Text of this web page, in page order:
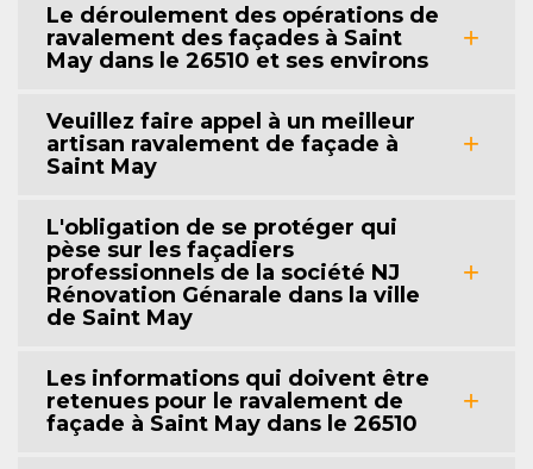
Le déroulement des opérations de
ravalement des façades à Saint
May dans le 26510 et ses environs
Veuillez faire appel à un meilleur
artisan ravalement de façade à
Saint May
L'obligation de se protéger qui
pèse sur les façadiers
professionnels de la société NJ
Rénovation Génarale dans la ville
de Saint May
Les informations qui doivent être
retenues pour le ravalement de
façade à Saint May dans le 26510